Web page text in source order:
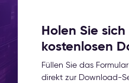
Holen Sie
kostenlosen
Füllen Sie das
direkt zur Download-